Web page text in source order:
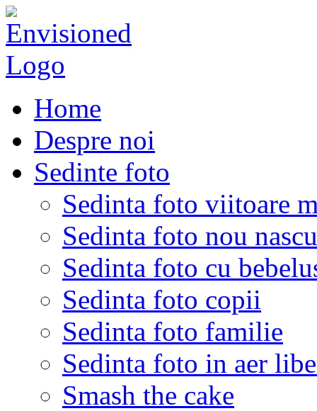
Home
Despre noi
Sedinte foto
Sedinta foto viitoare
Sedinta foto nou
Sedinta foto cu
Sedinta foto copii
Sedinta foto familie
Sedinta foto in aer
Smash the cake